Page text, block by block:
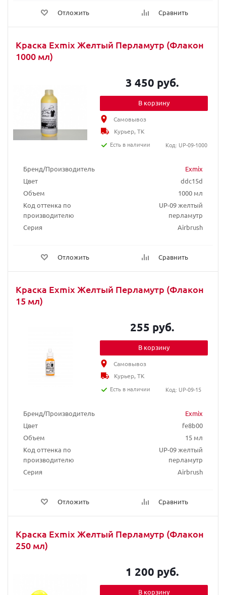
Отложить Сравнить
Краска Exmix Желтый Перламутр (Флакон
1000 мл)
Бренд/Производитель
Exmix
Цвет
ddc15d
Объем
1000 мл
Код оттенка по
производителю
UP-09 желтый
перламутр
Серия
Airbrush
Отложить Сравнить
3 450 руб.
В корзину
Самовывоз
Курьер, ТК
Есть в наличии
Код: UP-09-1000
Краска Exmix Желтый Перламутр (Флакон
15 мл)
Бренд/Производитель
Exmix
Цвет
fe8b00
Объем
15 мл
Код оттенка по
производителю
UP-09 желтый
перламутр
Серия
Airbrush
Отложить Сравнить
255 руб.
В корзину
Самовывоз
Курьер, ТК
Есть в наличии
Код: UP-09-15
Краска Exmix Желтый Перламутр (Флакон
250 мл)
1 200 руб.
В корзину